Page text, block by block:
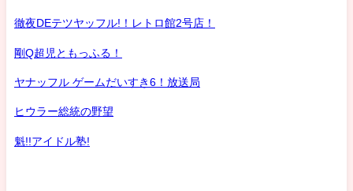
徹夜DEテツヤッフル!！レトロ館2号店！
剛Q超児ともっふる！
ヤナッフル ゲームだいすき6！放送局
ヒウラー総統の野望
魁!!アイドル塾!